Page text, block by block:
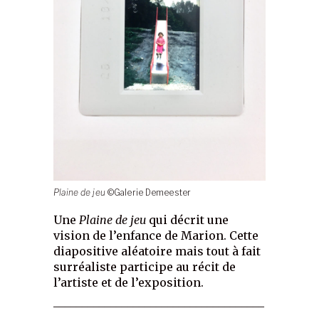
Plaine de jeu©Galerie Demeester
UnePlaine de jeu qui décrit une
vision de l’enfance de Marion. Cette
diapositive aléatoire mais tout à fait
surréaliste participe au récit de
l’artiste et de l’exposition.